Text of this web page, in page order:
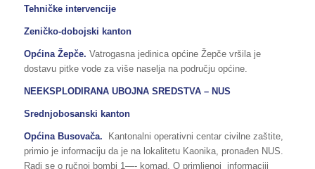
Tehničke intervencije
Zeničko-dobojski kanton
Općina Žepče. Vatrogasna jedinica općine Žepče vršila je
dostavu pitke vode za više naselja na području općine.
NEEKSPLODIRANA UBOJNA SREDSTVA – NUS
Srednjobosanski kanton
Općina Busovača.
Kantonalni operativni centar civilne zaštite,
primio je informaciju da je na lokalitetu Kaonika, pronađen NUS.
Radi se o ručnoj bombi 1—- komad. O primljenoj informaciji